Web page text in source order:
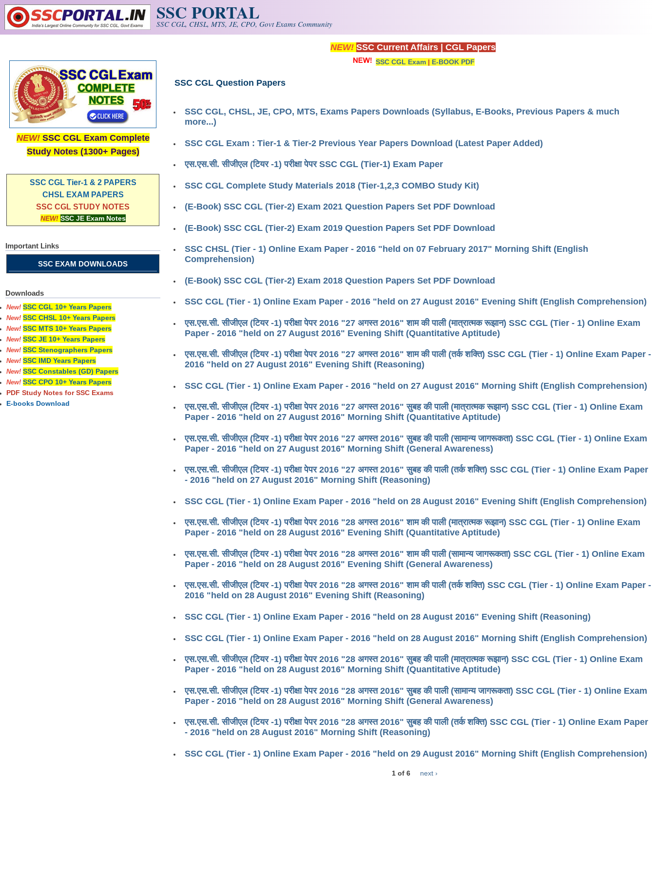
Skip to main content SSC PORTAL
SSC CGL, CHSL, MTS, JE, CPO, Govt Exams Community
NEW! SSC Current Affairs CGL Papers
SSC CGL Exam | E-BOOK PDF
SSC CGL Question Papers
SSC CGL, CHSL, JE, CPO, MTS, Exams Papers Downloads (Syllabus, E-Books, Previous Papers & much
more...)
SSC CGL Exam : Tier-1 & Tier-2 Previous Year Papers Download (Latest Paper Added)
एस.एस.सी. सीजीएल (टियर -1) परीक्षा पेपर SSC CGL (Tier-1) Exam Paper
SSC CGL Complete Study Materials 2018 (Tier-1,2,3 COMBO Study Kit)
(E-Book) SSC CGL (Tier-2) Exam 2021 Question Papers Set PDF Download
(E-Book) SSC CGL (Tier-2) Exam 2019 Question Papers Set PDF Download
SSC CHSL (Tier - 1) Online Exam Paper - 2016 "held on 07 February 2017" Morning Shift (English
Comprehension)
(E-Book) SSC CGL (Tier-2) Exam 2018 Question Papers Set PDF Download
SSC CGL (Tier - 1) Online Exam Paper - 2016 "held on 27 August 2016" Evening Shift (English Comprehension)
एस.एस.सी. सीजीएल (टियर -1) परीक्षा पेपर 2016 "27 अगस्त 2016" शाम की पाली (मात्रात्मक रूझान) SSC CGL (Tier - 1) Online Exam
Paper - 2016 "held on 27 August 2016" Evening Shift (Quantitative Aptitude)
एस.एस.सी. सीजीएल (टियर -1) परीक्षा पेपर 2016 "27 अगस्त 2016" शाम की पाली (तर्क शक्ति) SSC CGL (Tier - 1) Online Exam Paper -
2016 "held on 27 August 2016" Evening Shift (Reasoning)
SSC CGL (Tier - 1) Online Exam Paper - 2016 "held on 27 August 2016" Morning Shift (English Comprehension)
एस.एस.सी. सीजीएल (टियर -1) परीक्षा पेपर 2016 "27 अगस्त 2016" सुबह की पाली (मात्रात्मक रूझान) SSC CGL (Tier - 1) Online Exam
Paper - 2016 "held on 27 August 2016" Morning Shift (Quantitative Aptitude)
एस.एस.सी. सीजीएल (टियर -1) परीक्षा पेपर 2016 "27 अगस्त 2016" सुबह की पाली (सामान्य जागरूकता) SSC CGL (Tier - 1) Online Exam
Paper - 2016 "held on 27 August 2016" Morning Shift (General Awareness)
एस.एस.सी. सीजीएल (टियर -1) परीक्षा पेपर 2016 "27 अगस्त 2016" सुबह की पाली (तर्क शक्ति) SSC CGL (Tier - 1) Online Exam Paper
- 2016 "held on 27 August 2016" Morning Shift (Reasoning)
SSC CGL (Tier - 1) Online Exam Paper - 2016 "held on 28 August 2016" Evening Shift (English Comprehension)
एस.एस.सी. सीजीएल (टियर -1) परीक्षा पेपर 2016 "28 अगस्त 2016" शाम की पाली (मात्रात्मक रूझान) SSC CGL (Tier - 1) Online Exam
Paper - 2016 "held on 28 August 2016" Evening Shift (Quantitative Aptitude)
एस.एस.सी. सीजीएल (टियर -1) परीक्षा पेपर 2016 "28 अगस्त 2016" शाम की पाली (सामान्य जागरूकता) SSC CGL (Tier - 1) Online Exam
Paper - 2016 "held on 28 August 2016" Evening Shift (General Awareness)
एस.एस.सी. सीजीएल (टियर -1) परीक्षा पेपर 2016 "28 अगस्त 2016" शाम की पाली (तर्क शक्ति) SSC CGL (Tier - 1) Online Exam Paper -
2016 "held on 28 August 2016" Evening Shift (Reasoning)
SSC CGL (Tier - 1) Online Exam Paper - 2016 "held on 28 August 2016" Evening Shift (Reasoning)
SSC CGL (Tier - 1) Online Exam Paper - 2016 "held on 28 August 2016" Morning Shift (English Comprehension)
एस.एस.सी. सीजीएल (टियर -1) परीक्षा पेपर 2016 "28 अगस्त 2016" सुबह की पाली (मात्रात्मक रूझान) SSC CGL (Tier - 1) Online Exam
Paper - 2016 "held on 28 August 2016" Morning Shift (Quantitative Aptitude)
एस.एस.सी. सीजीएल (टियर -1) परीक्षा पेपर 2016 "28 अगस्त 2016" सुबह की पाली (सामान्य जागरूकता) SSC CGL (Tier - 1) Online Exam
Paper - 2016 "held on 28 August 2016" Morning Shift (General Awareness)
एस.एस.सी. सीजीएल (टियर -1) परीक्षा पेपर 2016 "28 अगस्त 2016" सुबह की पाली (तर्क शक्ति) SSC CGL (Tier - 1) Online Exam Paper
- 2016 "held on 28 August 2016" Morning Shift (Reasoning)
SSC CGL (Tier - 1) Online Exam Paper - 2016 "held on 29 August 2016" Morning Shift (English Comprehension)
1 of 6 next ›
NEW! SSC CGL Exam Complete
Study Notes (1300+ Pages)
SSC CGL Tier-1 & 2 PAPERS
CHSL EXAM PAPERS
SSC CGL STUDY NOTES
NEW! SSC JE Exam Notes
Important Links
SSC EXAM DOWNLOADS
Downloads
New! SSC CGL 10+ Years Papers
New! SSC CHSL 10+ Years Papers
New! SSC MTS 10+ Years Papers
New! SSC JE 10+ Years Papers
New! SSC Stenographers Papers
New! SSC IMD Years Papers
New! SSC Constables (GD) Papers
New! SSC CPO 10+ Years Papers
PDF Study Notes for SSC Exams
E-books Download